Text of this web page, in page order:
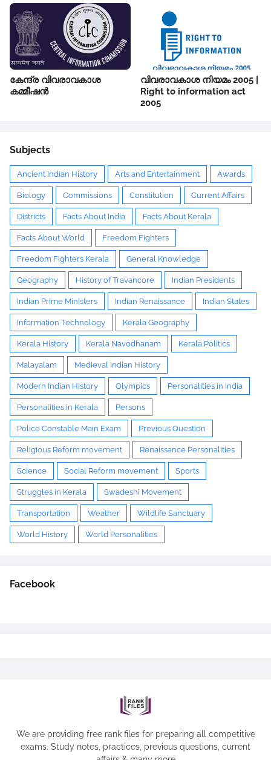
കേന്ദ്ര വിവരാവകാശ
കമ്മീഷൻ
വിവരാവകാശ നിയമം 2005 |
Right to information act
2005
Subjects
Ancient Indian History Arts and Entertainment Awards
Biology Commissions Constitution Current Affairs
Districts Facts About India Facts About Kerala
Facts About World Freedom Fighters
Freedom Fighters Kerala General Knowledge
Geography History of Travancore Indian Presidents
Indian Prime Ministers Indian Renaissance Indian States
Information Technology Kerala Geography
Kerala History Kerala Navodhanam Kerala Politics
Malayalam Medieval Indian History
Modern Indian History Olympics Personalities in India
Personalities in Kerala Persons
Police Constable Main Exam Previous Question
Religious Reform movement Renaissance Personalities
Science Social Reform movement Sports
Struggles in Kerala Swadeshi Movement
Transportation Weather Wildlife Sanctuary
World History World Personalities
Facebook
We are providing free rank files for preparing all competitive
exams. Study notes, practices, previous questions, current